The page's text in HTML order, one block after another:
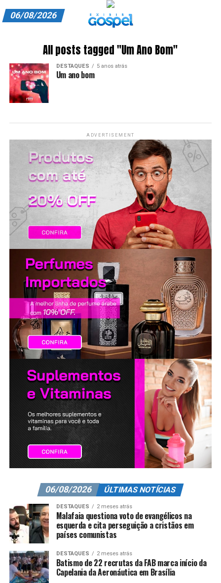
ASSINE
CARRINHO
EDITORIAL
EXPEDIENTE
FINALIZAR COMPRA
HOME
LANÇAMENTOS
06/08/2026
All posts tagged "Um Ano Bom"
DESTAQUES 5 anos atrás
Um ano bom
ADVERTISEMENT
06/08/2026 ÚLTIMAS NOTÍCIAS
DESTAQUES 2 meses atrás
Malafaia questiona voto de evangélicos na
esquerda e cita perseguição a cristãos em
países comunistas
DESTAQUES 2 meses atrás
Batismo de 22 recrutas da FAB marca início da
Capelania da Aeronáutica em Brasília